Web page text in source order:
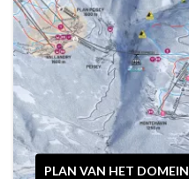
PLAN VAN HET DOMEIN